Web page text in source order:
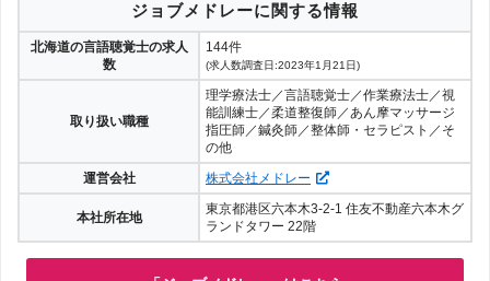
ジョブメドレーに関する情報
北海道の言語聴覚士の求人
数
144件
(求人数調査日:2023年1月21日)
取り扱い職種
理学療法士／言語聴覚士／作業療法士／視
能訓練士／柔道整復師／あん摩マッサージ
指圧師／鍼灸師／整体師・セラピスト／そ
の他
運営会社
株式会社メドレー
本社所在地
東京都港区六本木3-2-1 住友不動産六本木グ
ランドタワー 22階